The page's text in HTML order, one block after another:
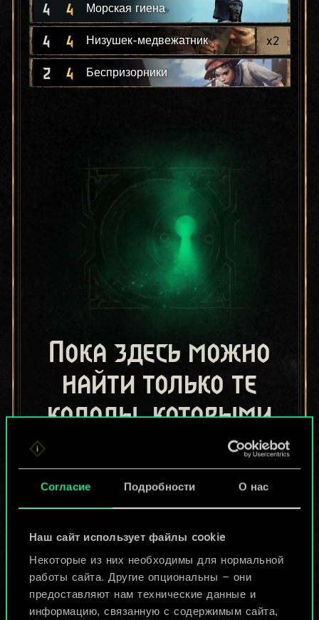
Согласие Подробности О нас
Наш сайт использует файлы cookie
Некоторые из них необходимы для нормальной
работы сайта. Другие опциональны — они
предоставляют нам технические данные и
информацию, связанную с содержимым сайта,
4 4 Морская гиена
4 4 Низушек-медвежатник x2
2 4 Беспризорники
Пока здесь можно
найти только те
колоды, которыми
поделились другие
игроки.
Но их может быть
больше!
Назвать колоду и описать её